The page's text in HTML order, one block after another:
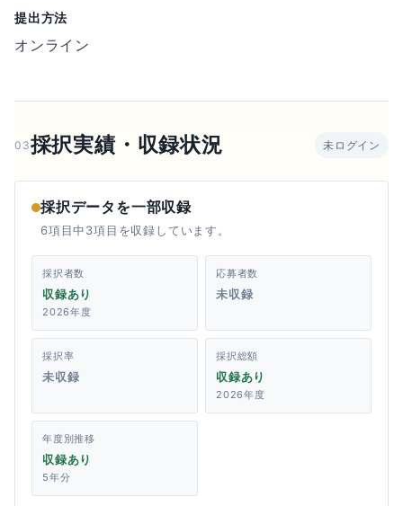
提出方法
オンライン
03採択実績・収録状況 未ログイン
採択データを一部収録
6項目中3項目を収録しています。
採択者数
収録あり
2026年度
応募者数
未収録
採択率
未収録
採択総額
収録あり
2026年度
年度別推移
収録あり
5年分